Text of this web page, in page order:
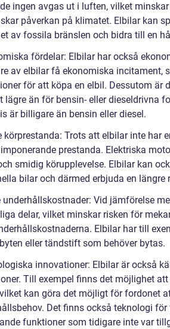
ingen avgas ut i luften, vilket
påverkan på klimatet. Elbilar kan
av fossila bränslen och bidra till en
fördelar: Elbilar har också
av elbilar få ekonomiska incitament,
för att köpa en elbil. Dessutom är
lägre än för bensin- eller dieseldrivna
är billigare än bensin eller diesel.
körprestanda: Trots att elbilar inte har
prestanda. Elektriska
smidig körupplevelse. Elbilar kan
bilar och därmed erbjuda en längre
underhållskostnader: Vid jämförelse
delar, vilket minskar risken för
Elbilar har till
eller tändstift som behöver bytas.
innovationer: Elbilar är också
Till exempel finns det möjlighet
kan göra det möjligt för fordonet
Det finns också teknologi
funktioner som tidigare inte var